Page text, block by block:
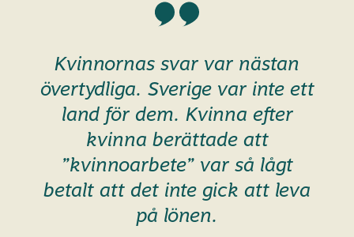
Kvinnornas svar var nästan
övertydliga. Sverige var inte ett
land för dem. Kvinna efter
kvinna berättade att
”kvinnoarbete” var så lågt
betalt att det inte gick att leva
på lönen.